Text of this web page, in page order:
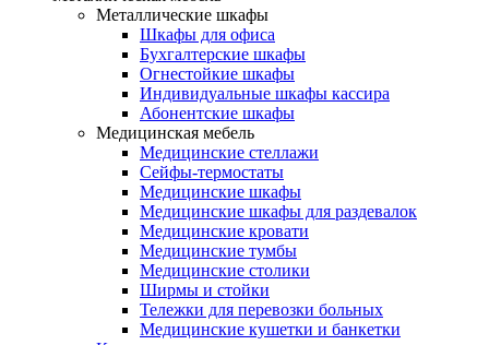
Металлические шкафы
Шкафы для офиса
Бухгалтерские шкафы
Огнестойкие шкафы
Индивидуальные шкафы кассира
Абонентские шкафы
Медицинская мебель
Медицинские стеллажи
Сейфы-термостаты
Медицинские шкафы
Медицинские шкафы для раздевалок
Медицинские кровати
Медицинские тумбы
Медицинские столики
Ширмы и стойки
Тележки для перевозки больных
Медицинские кушетки и банкетки